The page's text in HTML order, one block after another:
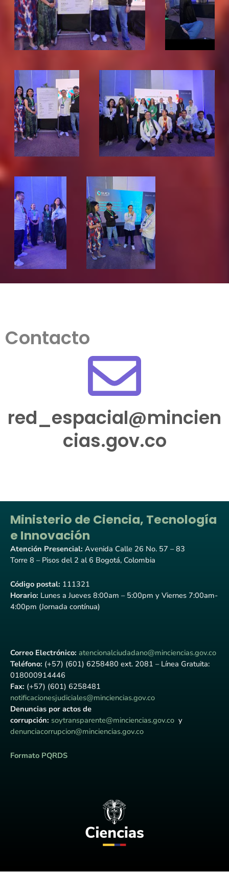
Contacto
red_espacial@mincien
cias.gov.co
Ministerio de Ciencia, Tecnología
e Innovación
Atención Presencial: Avenida Calle 26 No. 57 – 83
Torre 8 – Pisos del 2 al 6 Bogotá, Colombia
Código postal: 111321
Horario: Lunes a Jueves 8:00am – 5:00pm y Viernes 7:00am-
4:00pm (Jornada contínua)
Correo Electrónico: atencionalciudadano@minciencias.gov.co
Teléfono: (+57) (601) 6258480 ext. 2081 – Línea Gratuita:
018000914446
Fax: (+57) (601) 6258481
notificacionesjudiciales@minciencias.gov.co
Denuncias por actos de
corrupción: soytransparente@minciencias.gov.co y
denunciacorrupcion@minciencias.gov.co
Formato PQRDS